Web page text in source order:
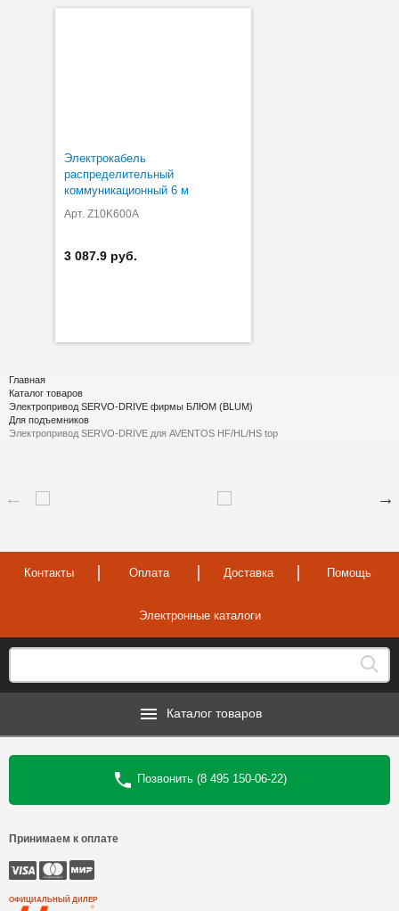
Электрокабель
распределительный
коммуникационный 6 м
Арт. Z10K600A
3 087.9 руб.
Главная
Каталог товаров
Электропривод SERVO-DRIVE фирмы БЛЮМ (BLUM)
Для подъемников
Электропривод SERVO-DRIVE для AVENTOS HF/HL/HS top
Контакты Оплата Доставка Помощь
Электронные каталоги
Каталог товаров
Позвонить (8 495 150-06-22)
Принимаем к оплате
ОФИЦИАЛЬНЫЙ ДИЛЕР